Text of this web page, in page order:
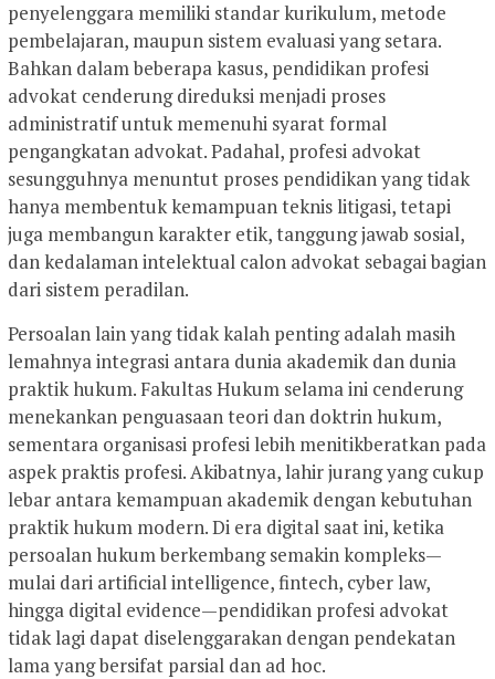
penyelenggara memiliki standar kurikulum, metode
pembelajaran, maupun sistem evaluasi yang setara.
Bahkan dalam beberapa kasus, pendidikan profesi
advokat cenderung direduksi menjadi proses
administratif untuk memenuhi syarat formal
pengangkatan advokat. Padahal, profesi advokat
sesungguhnya menuntut proses pendidikan yang tidak
hanya membentuk kemampuan teknis litigasi, tetapi
juga membangun karakter etik, tanggung jawab sosial,
dan kedalaman intelektual calon advokat sebagai bagian
dari sistem peradilan.
Persoalan lain yang tidak kalah penting adalah masih
lemahnya integrasi antara dunia akademik dan dunia
praktik hukum. Fakultas Hukum selama ini cenderung
menekankan penguasaan teori dan doktrin hukum,
sementara organisasi profesi lebih menitikberatkan pada
aspek praktis profesi. Akibatnya, lahir jurang yang cukup
lebar antara kemampuan akademik dengan kebutuhan
praktik hukum modern. Di era digital saat ini, ketika
persoalan hukum berkembang semakin kompleks—
mulai dari artificial intelligence, fintech, cyber law,
hingga digital evidence—pendidikan profesi advokat
tidak lagi dapat diselenggarakan dengan pendekatan
lama yang bersifat parsial dan ad hoc.